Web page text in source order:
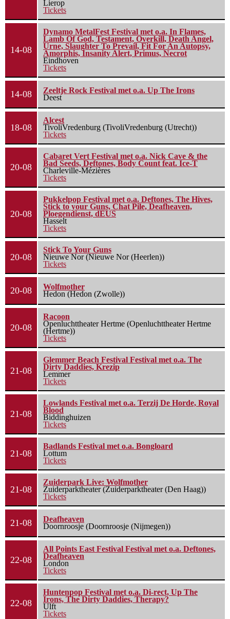
Lierop
Tickets
14-08
Dynamo MetalFest Festival met o.a. In Flames,
Lamb Of God, Testament, Overkill, Death Angel,
Urne, Slaughter To Prevail, Fit For An Autopsy,
Amorphis, Insanity Alert, Primus, Necrot
Eindhoven
Tickets
14-08
Zeeltje Rock Festival met o.a. Up The Irons
Deest
18-08
Alcest
TivoliVredenburg (TivoliVredenburg (Utrecht))
Tickets
20-08
Cabaret Vert Festival met o.a. Nick Cave & the
Bad Seeds, Deftones, Body Count feat. Ice-T
Charleville-Mézières
Tickets
20-08
Pukkelpop Festival met o.a. Deftones, The Hives,
Stick to your Guns, Chat Pile, Deafheaven,
Ploegendienst, dEUS
Hasselt
Tickets
20-08
Stick To Your Guns
Nieuwe Nor (Nieuwe Nor (Heerlen))
Tickets
20-08
Wolfmother
Hedon (Hedon (Zwolle))
20-08
Racoon
Openluchttheater Hertme (Openluchttheater Hertme
(Hertme))
Tickets
21-08
Glemmer Beach Festival Festival met o.a. The
Dirty Daddies, Krezip
Lemmer
Tickets
21-08
Lowlands Festival met o.a. Terzij De Horde, Royal
Blood
Biddinghuizen
Tickets
21-08
Badlands Festival met o.a. Bongloard
Lottum
Tickets
21-08
Zuiderpark Live: Wolfmother
Zuiderparktheater (Zuiderparktheater (Den Haag))
Tickets
21-08
Deafheaven
Doornroosje (Doornroosje (Nijmegen))
22-08
All Points East Festival Festival met o.a. Deftones,
Deafheaven
London
Tickets
22-08
Huntenpop Festival met o.a. Di-rect, Up The
Irons, The Dirty Daddies, Therapy?
Ulft
Tickets